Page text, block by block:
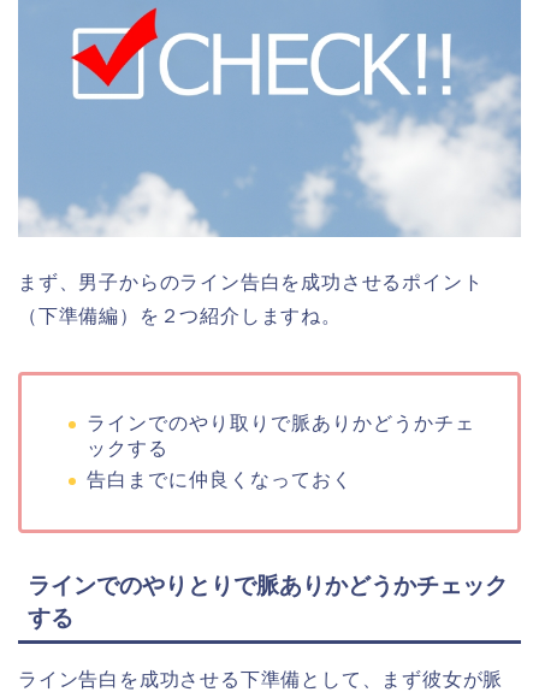
まず、男子からのライン告白を成功させるポイント
（下準備編）を２つ紹介しますね。
ラインでのやり取りで脈ありかどうかチェ
ックする
告白までに仲良くなっておく
ラインでのやりとりで脈ありかどうかチェック
する
ライン告白を成功させる下準備として、まず彼女が脈